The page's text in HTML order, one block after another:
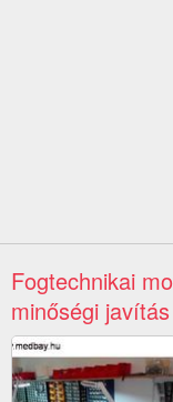
Fogtechnikai
minőségi javítás